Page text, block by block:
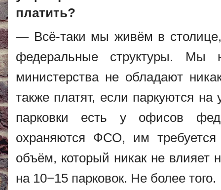
платить?
— Всё-таки мы живём в столице,
федеральные структуры. Мы
министерства не обладают
также платят, если паркуются
парковки есть у офисов
охраняются ФСО, им
объём, который никак не влияет
на 10−15 парковок. Не более того.